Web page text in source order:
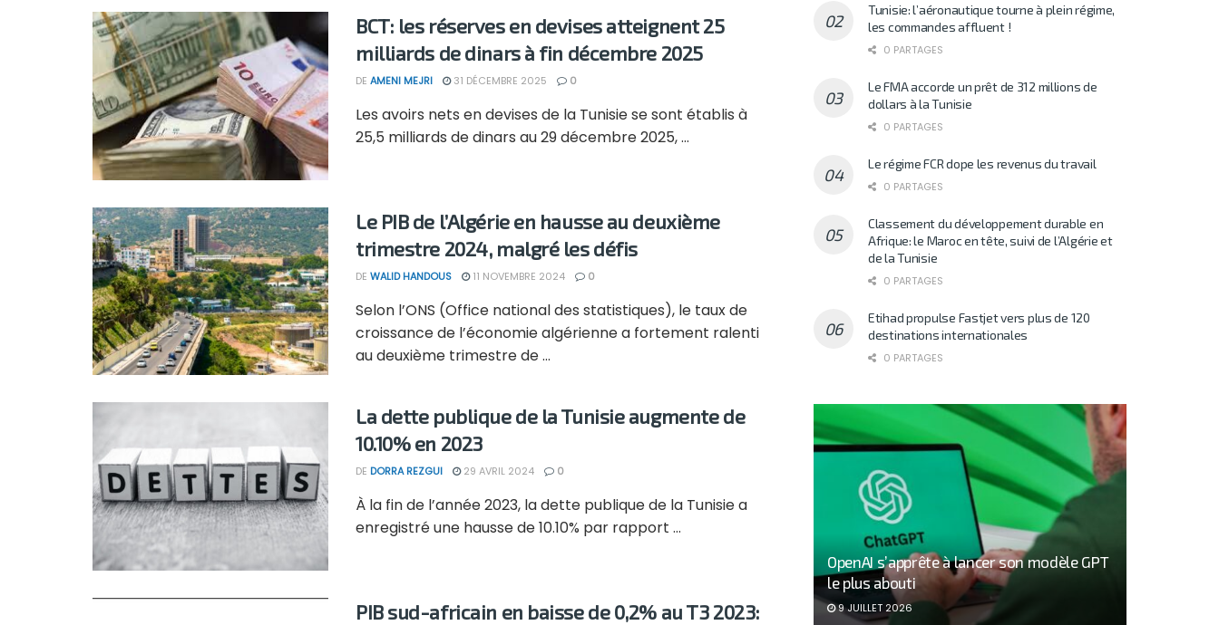
BCT: les réserves en devises atteignent 25
milliards de dinars à fin décembre 2025
DE AMENI MEJRI 31 DÉCEMBRE 2025 0
Les avoirs nets en devises de la Tunisie se sont établis à
25,5 milliards de dinars au 29 décembre 2025, ...
Le PIB de l’Algérie en hausse au deuxième
trimestre 2024, malgré les défis
DE WALID HANDOUS 11 NOVEMBRE 2024 0
Selon l’ONS (Office national des statistiques), le taux de
croissance de l’économie algérienne a fortement ralenti
au deuxième trimestre de ...
La dette publique de la Tunisie augmente de
10.10% en 2023
DE DORRA REZGUI 29 AVRIL 2024 0
À la fin de l’année 2023, la dette publique de la Tunisie a
enregistré une hausse de 10.10% par rapport ...
PIB sud-africain en baisse de 0,2% au T3 2023:
Tunisie: l’aéronautique tourne à plein régime,
les commandes affluent !
0 PARTAGES
Le FMA accorde un prêt de 312 millions de
dollars à la Tunisie
0 PARTAGES
Le régime FCR dope les revenus du travail
0 PARTAGES
Classement du développement durable en
Afrique: le Maroc en tête, suivi de l’Algérie et
de la Tunisie
0 PARTAGES
Etihad propulse Fastjet vers plus de 120
destinations internationales
0 PARTAGES
OpenAI s’apprête à lancer son modèle GPT
le plus abouti
9 JUILLET 2026